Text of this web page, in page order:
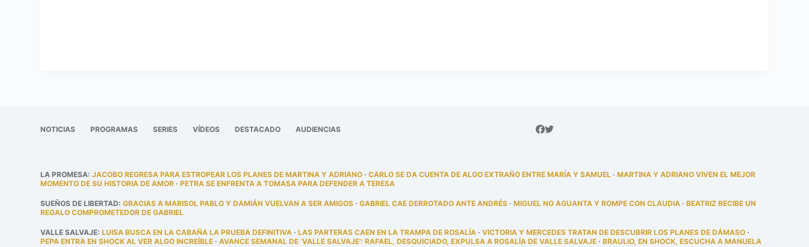
NOTICIAS PROGRAMAS SERIES VÍDEOS DESTACADO AUDIENCIAS
LA PROMESA:JACOBO REGRESA PARA ESTROPEAR LOS PLANES DE MARTINA Y ADRIANO ·CARLO SE DA CUENTA DE ALGO EXTRAÑO ENTRE MARÍA Y SAMUEL ·MARTINA Y ADRIANO VIVEN EL MEJOR
MOMENTO DE SU HISTORIA DE AMOR ·PETRA SE ENFRENTA A TOMASA PARA DEFENDER A TERESA
SUEÑOS DE LIBERTAD:GRACIAS A MARISOL PABLO Y DAMIÁN VUELVAN A SER AMIGOS ·GABRIEL CAE DERROTADO ANTE ANDRÉS ·MIGUEL NO AGUANTA Y ROMPE CON CLAUDIA ·BEATRIZ RECIBE UN
REGALO COMPROMETEDOR DE GABRIEL
VALLE SALVAJE:LUISA BUSCA EN LA CABAÑA LA PRUEBA DEFINITIVA ·LAS PARTERAS CAEN EN LA TRAMPA DE ROSALÍA ·VICTORIA Y MERCEDES TRATAN DE DESCUBRIR LOS PLANES DE DÁMASO ·
PEPA ENTRA EN SHOCK AL VER ALGO INCREÍBLE ·AVANCE SEMANAL DE ‘VALLE SALVAJE’: RAFAEL, DESQUICIADO, EXPULSA A ROSALÍA DE VALLE SALVAJE ·BRAULIO, EN SHOCK, ESCUCHA A MANUELA